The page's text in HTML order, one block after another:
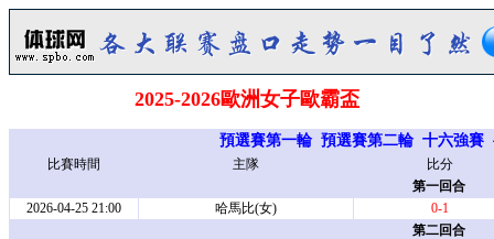
2025-2026歐洲女子歐霸盃
預選賽第一輪 預選賽第二輪 十六強賽
比賽時間 主隊
比分
第一回合
2026-04-25 21:00
哈馬比(女)
0-1
第二回合